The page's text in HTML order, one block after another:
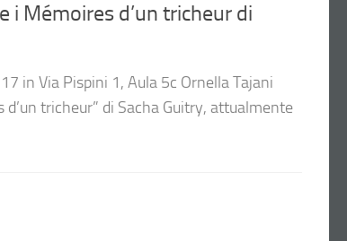
Mémoires d’un tricheur di
in Via Pispini 1, Aula 5c Ornella Tajani
tricheur” di Sacha Guitry, attualmente